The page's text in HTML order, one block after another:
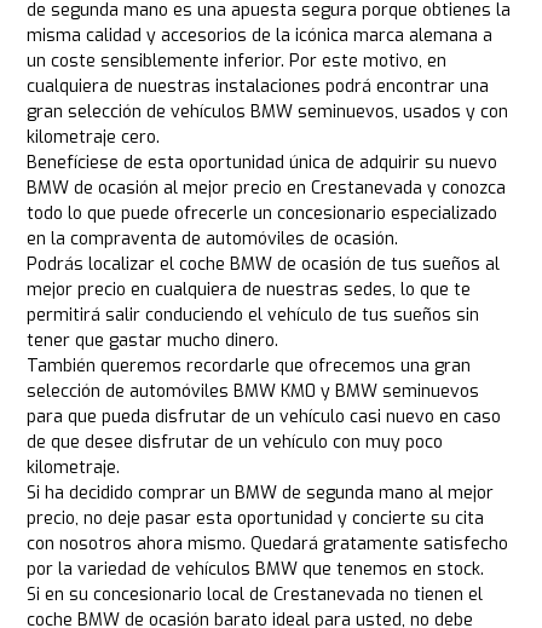
de segunda mano es una apuesta segura porque obtienes la
misma calidad y accesorios de la icónica marca alemana a
un coste sensiblemente inferior. Por este motivo, en
cualquiera de nuestras instalaciones podrá encontrar una
gran selección de vehículos BMW seminuevos, usados y con
kilometraje cero.
Benefíciese de esta oportunidad única de adquirir su nuevo
BMW de ocasión al mejor precio en Crestanevada y conozca
todo lo que puede ofrecerle un concesionario especializado
en la compraventa de automóviles de ocasión.
Podrás localizar el coche BMW de ocasión de tus sueños al
mejor precio en cualquiera de nuestras sedes, lo que te
permitirá salir conduciendo el vehículo de tus sueños sin
tener que gastar mucho dinero.
También queremos recordarle que ofrecemos una gran
selección de automóviles BMW KM0 y BMW seminuevos
para que pueda disfrutar de un vehículo casi nuevo en caso
de que desee disfrutar de un vehículo con muy poco
kilometraje.
Si ha decidido comprar un BMW de segunda mano al mejor
precio, no deje pasar esta oportunidad y concierte su cita
con nosotros ahora mismo. Quedará gratamente satisfecho
por la variedad de vehículos BMW que tenemos en stock.
Si en su concesionario local de Crestanevada no tienen el
coche BMW de ocasión barato ideal para usted, no debe